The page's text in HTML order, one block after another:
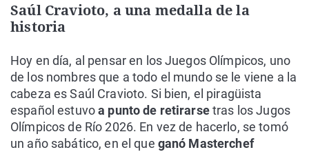
Saúl Cravioto, a una medalla de la
historia
Hoy en día, al pensar en los Juegos Olímpicos, uno
de los nombres que a todo el mundo se le viene a la
cabeza es Saúl Cravioto. Si bien, el piragüista
español estuvoa punto de retirarsetras los Jugos
Olímpicos de Río 2026. En vez de hacerlo, se tomó
un año sabático, en el que ganó Masterchef